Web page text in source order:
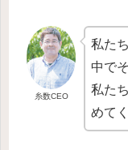
糸数CEO
私た
中で
私た
めて